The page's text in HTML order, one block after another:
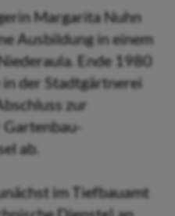
Margarita Nuhn
Ausbildung in einem
Ende 1980
der Stadtgärtnerei
zur
ab.
im Tiefbauamt